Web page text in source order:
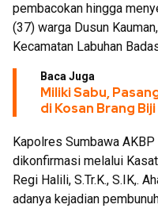
pembacokan hingga
(37) warga Dusun
Kecamatan Labuhan
Baca Juga
Miliki Sabu,
di Kosan Brang Biji
Kapolres Sumbawa
dikonfirmasi melalui
Regi Halili, S.Tr.K., S.IK,.
adanya kejadian